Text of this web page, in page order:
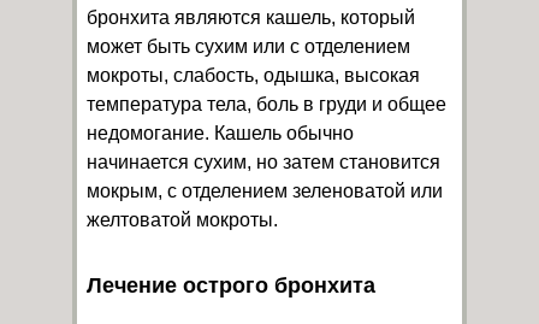
бронхита являются кашель, который
может быть сухим или с отделением
мокроты, слабость, одышка, высокая
температура тела, боль в груди и общее
недомогание. Кашель обычно
начинается сухим, но затем становится
мокрым, с отделением зеленоватой или
желтоватой мокроты.
Лечение острого бронхита